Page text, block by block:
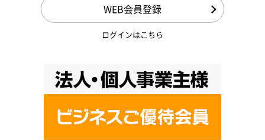
WEB会員登録
ログインはこちら